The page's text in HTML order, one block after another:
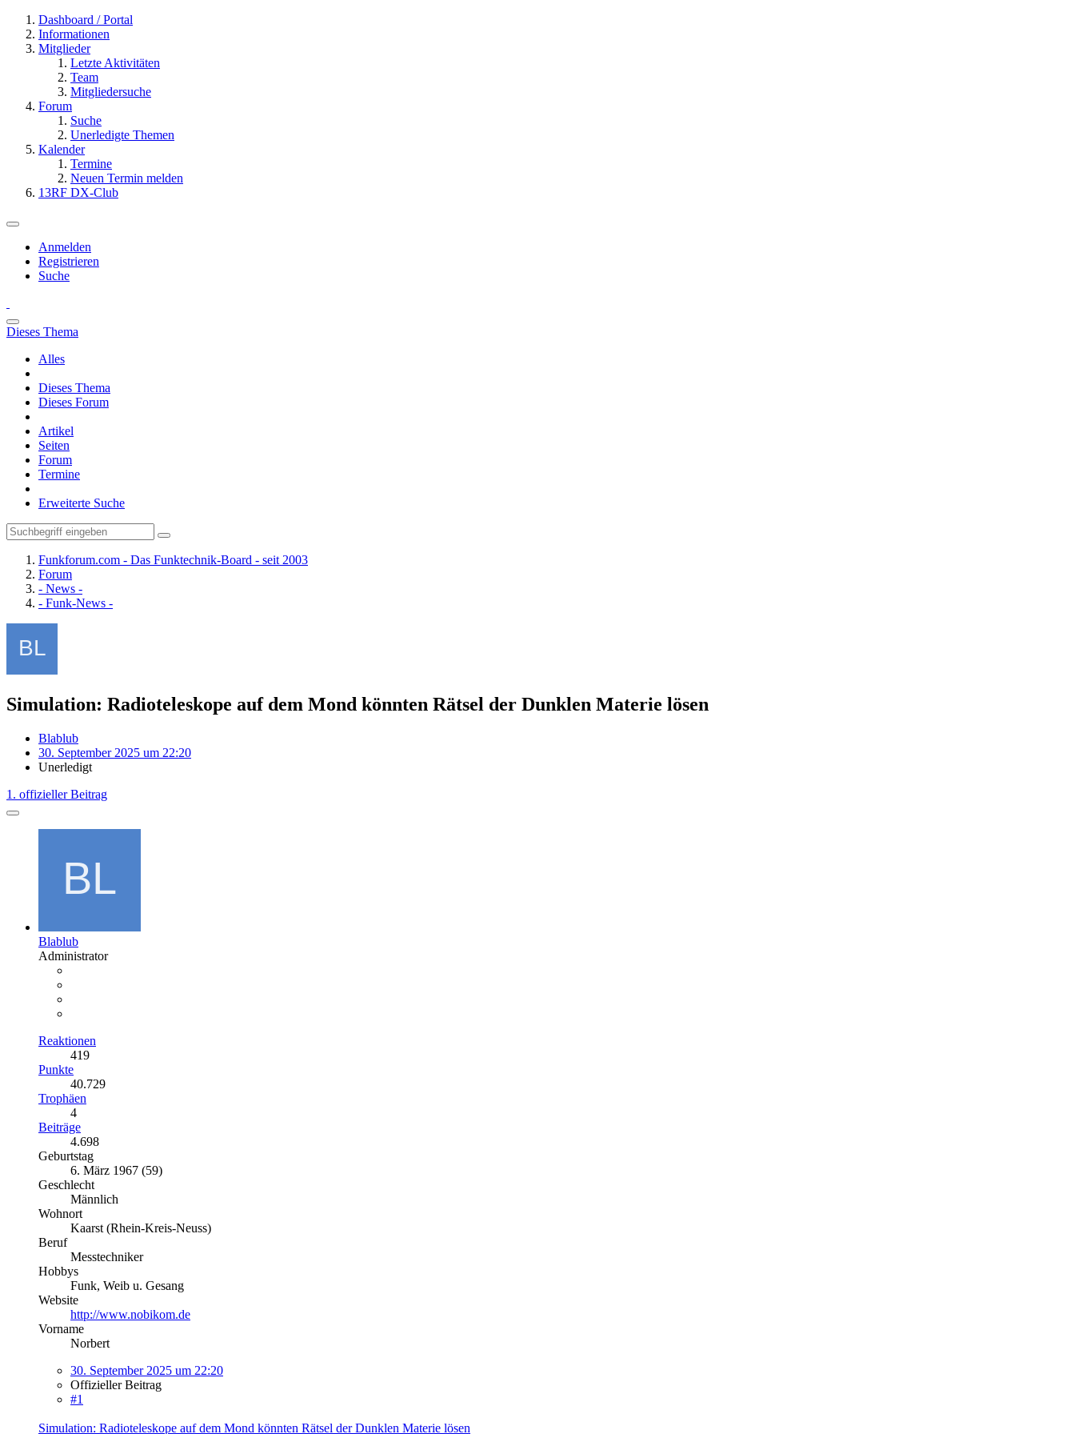
Dashboard / Portal
Informationen
Mitglieder
Letzte Aktivitäten
Team
Mitgliedersuche
Forum
Suche
Unerledigte Themen
Kalender
Termine
Neuen Termin melden
13RF DX-Club
Anmelden
Registrieren
Suche
Dieses Thema
Alles
Dieses Thema
Dieses Forum
Artikel
Seiten
Forum
Termine
Erweiterte Suche
Funkforum.com - Das Funktechnik-Board - seit 2003
Forum
- News -
- Funk-News -
Simulation: Radioteleskope auf dem Mond könnten Rätsel der Dunklen Materie lösen
Blablub
30. September 2025 um 22:20
Unerledigt
1. offizieller Beitrag
Blablub
Administrator
Reaktionen
419
Punkte
40.729
Trophäen
4
Beiträge
4.698
Geburtstag
6. März 1967 (59)
Geschlecht
Männlich
Wohnort
Kaarst (Rhein-Kreis-Neuss)
Beruf
Messtechniker
Hobbys
Funk, Weib u. Gesang
Website
http://www.nobikom.de
Vorname
Norbert
30. September 2025 um 22:20
Offizieller Beitrag
#1
Simulation: Radioteleskope auf dem Mond könnten Rätsel der Dunklen Materie lösen